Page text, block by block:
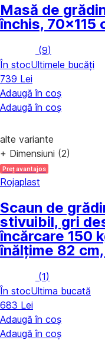
Masă de
închis, 70x115
(9)
În stocUltimele bucăți
739 Lei
Adaugă în coș
Adaugă în coș
alte variante
+ Dimensiuni (2)
Preț avantajos
Rojaplast
Scaun de
stivuibil, gri
încărcare 150
înălțime 82
(1)
În stocUltima bucată
683 Lei
Adaugă în coș
Adaugă în coș